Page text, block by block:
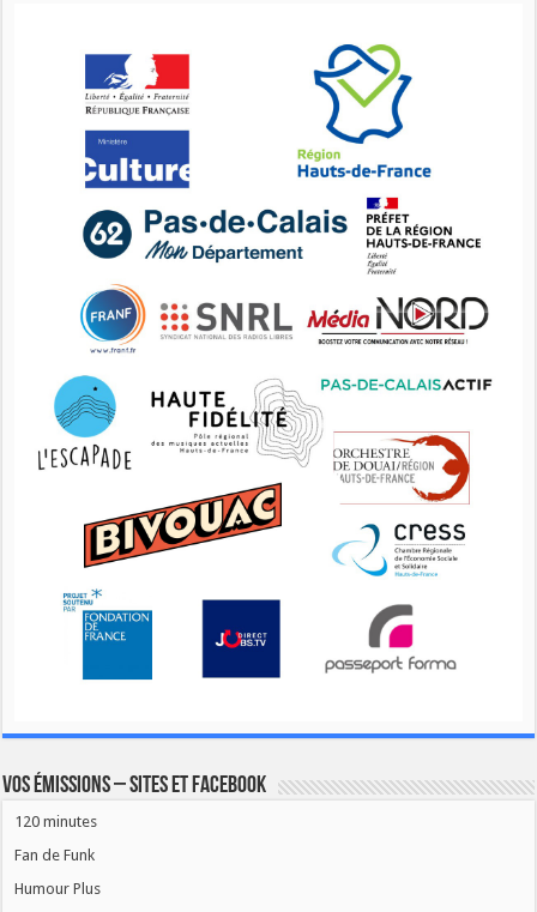
Vos émissions – Sites et Facebook
120 minutes
Fan de Funk
Humour Plus